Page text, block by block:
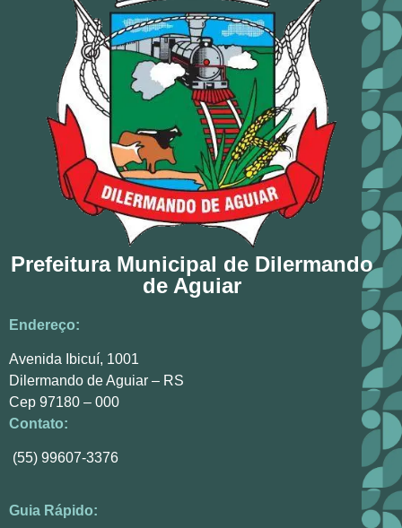
Prefeitura Municipal de Dilermando
de Aguiar
Endereço:
Avenida Ibicuí, 1001
Dilermando de Aguiar – RS
Cep 97180 – 000
Contato:
(55) 99607-3376
Guia Rápido: